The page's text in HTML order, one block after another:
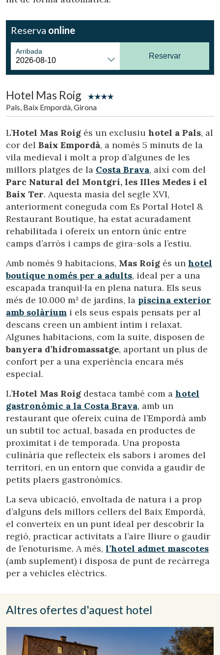
Reserva online
Arribada
Reservar
Hotel Mas Roig
Pals, Baix Empordà, Girona
L’Hotel Mas Roig és un exclusiu hotel a Pals, al
cor del Baix Empordà, a només 5 minuts de la
vila medieval i molt a prop d’algunes de les
millors platges de la Costa Brava, així com del
Parc Natural del Montgrí, les Illes Medes i el
Baix Ter. Aquesta masia del segle XVI,
anteriorment coneguda com Es Portal Hotel &
Restaurant Boutique, ha estat acuradament
rehabilitada i ofereix un entorn únic entre
camps d’arròs i camps de gira-sols a l’estiu.
Amb només 9 habitacions, Mas Roig és un hotel
boutique només per a adults, ideal per a una
escapada tranquil·la en plena natura. Els seus
més de 10.000 m² de jardins, la piscina exterior
amb solàrium i els seus espais pensats per al
descans creen un ambient íntim i relaxat.
Algunes habitacions, com la suite, disposen de
banyera d’hidromassatge, aportant un plus de
confort per a una experiència encara més
especial.
L’Hotel Mas Roig destaca també com a hotel
gastronòmic a la Costa Brava, amb un
restaurant que ofereix cuina de l’Empordà amb
un subtil toc actual, basada en productes de
proximitat i de temporada. Una proposta
culinària que reflecteix els sabors i aromes del
territori, en un entorn que convida a gaudir de
petits plaers gastronòmics.
La seva ubicació, envoltada de natura i a prop
d’alguns dels millors cellers del Baix Empordà,
el converteix en un punt ideal per descobrir la
regió, practicar activitats a l’aire lliure o gaudir
de l’enoturisme. A més, l’hotel admet mascotes
(amb suplement) i disposa de punt de recàrrega
per a vehicles elèctrics.
Altres ofertes d'aquest hotel
Modificar cookies
Tècniques i funcionals
Sempre activades
Aquest lloc web utilitza cookies pròpies per recopilar
informació amb la finalitat de millorar els nostres serveis.
Si continua navegant, suposa l'acceptació de la instal·lació
de les mateixes. L'usuari té la possibilitat de configurar el
navegador podent, si així ho desitja, impedir que siguin
instal·lades al disc dur, encara que haurà de tenir en
compte que aquesta acció podrà ocasionar dificultats de
navegació de la pàgina web.
Permeten fer el seguiment i l'anàlisi del comportament
dels usuaris d'aquest lloc web. La informació recollida
mitjançant aquest tipus de cookies s'utilitza en el
mesurament de l'activitat del web per a l'elaboració de
perfils de navegació dels usuaris per introduir millores en
funció de l'anàlisi de les dades d'ús que fan els usuaris del
servei. Permeten desar la informació de preferència de
l'usuari per millorar la qualitat dels nostres serveis i oferir
una millor experiència a través de productes recomanats.
Marketing i publicitat
Aquestes cookies són utilitzades per emmagatzemar
de l'usuari a través de l'observació continuada dels seus
hàbits de navegació. Gràcies a elles, podem conèixer els
hàbits de navegació al lloc web i mostrar publicitat
relacionada amb el perfil de navegació de l'usuari.